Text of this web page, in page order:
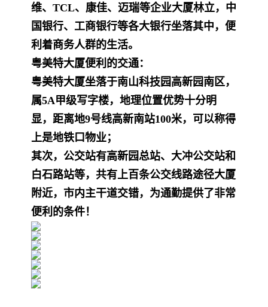
维、TCL、康佳、迈瑞等企业大厦林立，中
国银行、工商银行等各大银行坐落其中，便
利着商务人群的生活。
粤美特大厦便利的交通：
粤美特大厦坐落于南山科技园高新园南区，
属5A甲级写字楼，地理位置优势十分明
显，距离地9号线高新南站100米，可以称得
上是地铁口物业；
其次，公交站有高新园总站、大冲公交站和
白石路站等，共有上百条公交线路途径大厦
附近，市内主干道交错，为通勤提供了非常
便利的条件！